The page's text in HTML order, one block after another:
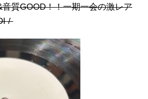
質GOOD！！一期一会の激レア
/